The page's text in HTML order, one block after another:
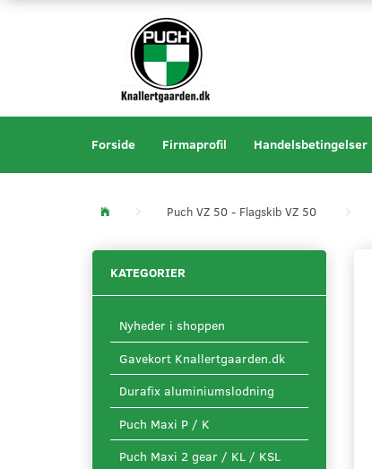
Forside Firmaprofil Handelsbetingelser
Puch VZ 50 - Flagskib VZ 50
KATEGORIER
Nyheder i shoppen
Gavekort Knallertgaarden.dk
Durafix aluminiumslodning
Puch Maxi P / K
Puch Maxi 2 gear / KL / KSL